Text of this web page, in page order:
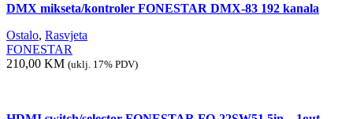
DMX mikseta/kontroler FONESTAR DMX-83 192 kanala
Ostalo, Rasvjeta
FONESTAR
210,00 KM (uklj. 17% PDV)